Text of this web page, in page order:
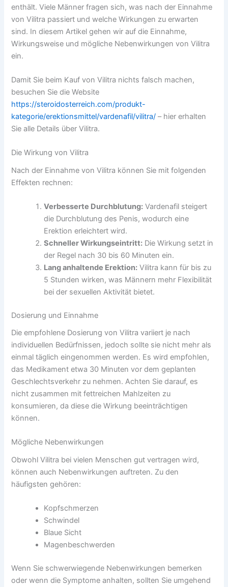
enthält. Viele Männer fragen sich, was nach der Einnahme
von Vilitra passiert und welche Wirkungen zu erwarten
sind. In diesem Artikel gehen wir auf die Einnahme,
Wirkungsweise und mögliche Nebenwirkungen von Vilitra
ein.
Damit Sie beim Kauf von Vilitra nichts falsch machen,
besuchen Sie die Website
https://steroidosterreich.com/produkt-
kategorie/erektionsmittel/vardenafil/vilitra/ – hier erhalten
Sie alle Details über Vilitra.
Die Wirkung von Vilitra
Nach der Einnahme von Vilitra können Sie mit folgenden
Effekten rechnen:
Verbesserte Durchblutung: Vardenafil steigert
die Durchblutung des Penis, wodurch eine
Erektion erleichtert wird.
Schneller Wirkungseintritt: Die Wirkung setzt in
der Regel nach 30 bis 60 Minuten ein.
Lang anhaltende Erektion: Vilitra kann für bis zu
5 Stunden wirken, was Männern mehr Flexibilität
bei der sexuellen Aktivität bietet.
Dosierung und Einnahme
Die empfohlene Dosierung von Vilitra variiert je nach
individuellen Bedürfnissen, jedoch sollte sie nicht mehr als
einmal täglich eingenommen werden. Es wird empfohlen,
das Medikament etwa 30 Minuten vor dem geplanten
Geschlechtsverkehr zu nehmen. Achten Sie darauf, es
nicht zusammen mit fettreichen Mahlzeiten zu
konsumieren, da diese die Wirkung beeinträchtigen
können.
Mögliche Nebenwirkungen
Obwohl Vilitra bei vielen Menschen gut vertragen wird,
können auch Nebenwirkungen auftreten. Zu den
häufigsten gehören:
Kopfschmerzen
Schwindel
Blaue Sicht
Magenbeschwerden
Wenn Sie schwerwiegende Nebenwirkungen bemerken
oder wenn die Symptome anhalten, sollten Sie umgehend